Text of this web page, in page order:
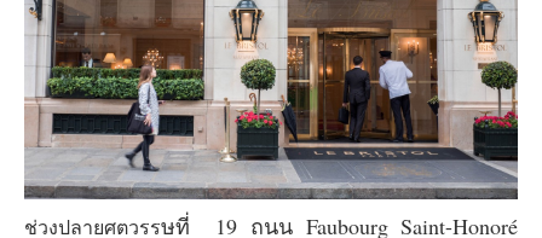
ช่วงปลายศตวรรษที่ 19 ถนน Faubourg Saint-Honoré